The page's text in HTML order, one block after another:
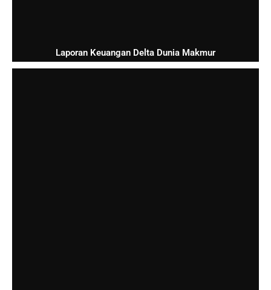
Laporan Keuangan Delta Dunia Makmur